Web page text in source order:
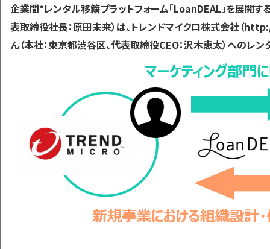
企業間*レンタル移籍プラットフォーム「LoanDEAL」を展開す
表取締役社長：原田未来）は、トレンドマイクロ株式会社
ん（本社：東京都渋谷区、代表取締役CEO：沢木恵太）へのレ